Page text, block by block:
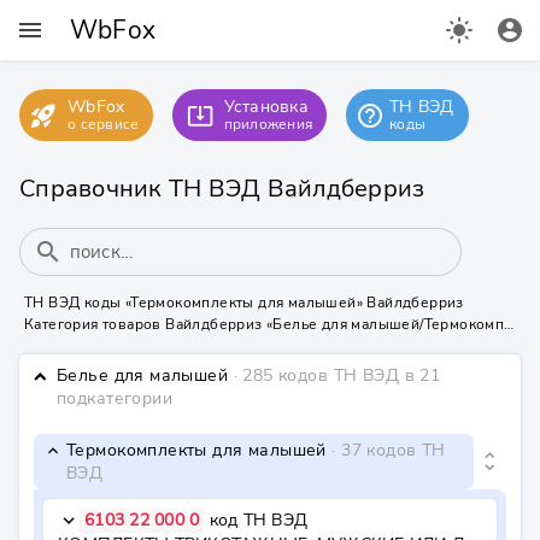
menu WbFox light_mode account_circle
rocket_launch WbFox
о сервисе system_update_alt Установка
приложения help_outline ТН ВЭД
коды
Справочник ТН ВЭД Вайлдберриз
search
ТН ВЭД коды «Термокомплекты для малышей» Вайлдберриз
Категория товаров Вайлдберриз «Белье для малышей/Термокомплекты для малышей» содержит 37 кодов ТН ВЭД
keyboard_arrow_down Белье для малышей · 285 кодов ТН ВЭД в 21
подкатегории
keyboard_arrow_down Термокомплекты для малышей · 37 кодов ТН
ВЭД
unfold_more
keyboard_arrow_down 6103 22 000 0 код ТН ВЭД